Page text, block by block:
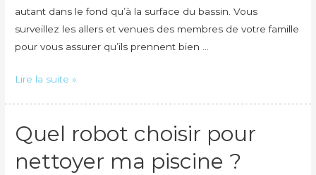
autant dans le fond qu’à la surface du bassin. Vous
surveillez les allers et venues des membres de votre famille
pour vous assurer qu’ils prennent bien …
Guide
choisir
robot
Lire la suite »
Quel robot choisir pour
nettoyer ma piscine ?